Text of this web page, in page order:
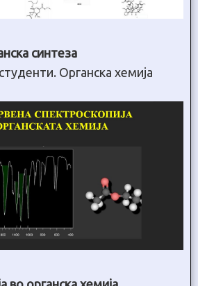
синтеза
Органска хемија